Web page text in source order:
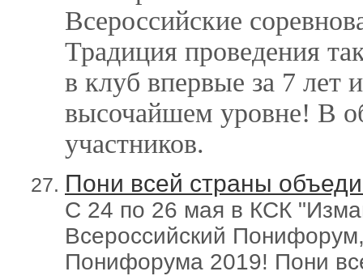
Всероссийские
Традиция проведения
в клуб впервые за 7 лет
высочайшем уровне! В
участников.
Пони всей страны
С 24 по 26 мая в КСК
Всероссийский
Понифорума 2019! Пони